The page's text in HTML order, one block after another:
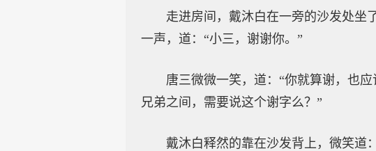
走进房间，戴沐白在一旁的沙发处坐
一声，道：“小三，谢谢你。”
唐三微微一笑，道：“你就算谢，也
兄弟之间，需要说这个谢字么？”
戴沐白释然的靠在沙发背上，微笑道